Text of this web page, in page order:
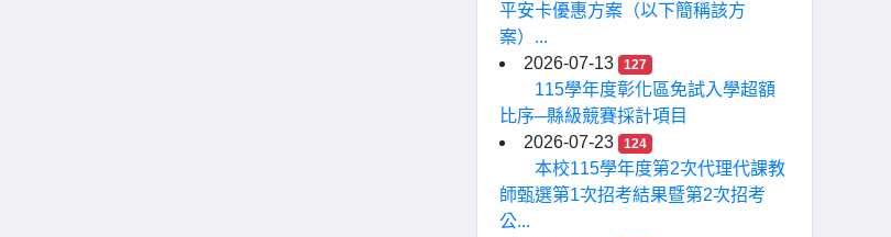
平安卡優惠方案（以下簡稱該方
案）...
2026-07-13
127
115學年度彰化區免試入學超額
比序─縣級競賽採計項目
2026-07-23
124
本校115學年度第2次代理代課教
師甄選第1次招考結果暨第2次招考
公...